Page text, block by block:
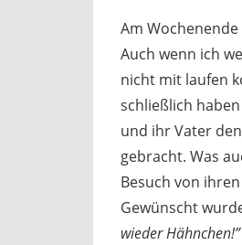
Am
Auch wenn ich
nicht mit laufen
schließlich
und ihr Vater
gebracht. Was
Besuch von
Gewünscht
wieder Hähnchen!”